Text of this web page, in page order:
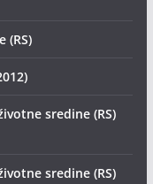
(RS)
sredine (RS)
sredine (RS)